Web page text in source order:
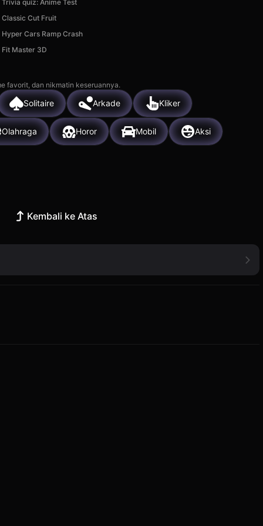
Trivia quiz: Anime Test
Classic Cut Fruit
Hyper Cars Ramp Crash
Fit Master 3D
favorit, dan nikmatin keseruannya.
Solitaire Arkade Kliker
Olahraga Horor Mobil Aksi
Kembali ke Atas